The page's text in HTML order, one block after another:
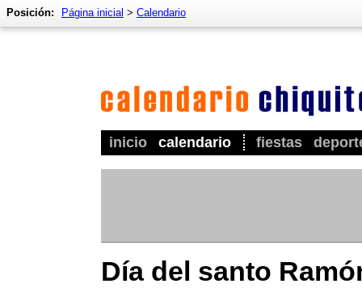
inicio calendario fiestas
Posición: Página inicial > Calendario
Día del santo